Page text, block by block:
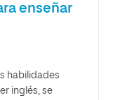
enseñar
habilidades
inglés, se